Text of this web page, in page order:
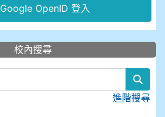
Google OpenID 登入
校內搜尋
進階搜尋